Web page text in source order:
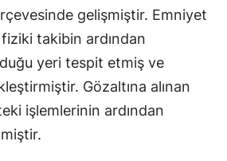
Ordu
Samsun
gelişmiştir. Emniyet
takibin ardından
yeri tespit etmiş ve
Gözaltına alınan
işlemlerinin ardından